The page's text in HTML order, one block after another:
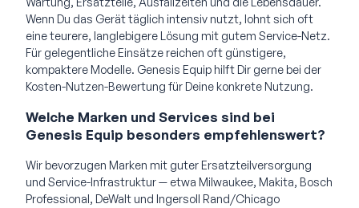
Wenn Du das Gerät täglich intensiv nutzt, lohnt sich oft
eine teurere, langlebigere Lösung mit gutem Service-Netz.
Für gelegentliche Einsätze reichen oft günstigere,
kompaktere Modelle. Genesis Equip hilft Dir gerne bei der
Kosten-Nutzen-Bewertung für Deine konkrete Nutzung.
Welche Marken und Services sind bei
Genesis Equip besonders empfehlenswert?
Wir bevorzugen Marken mit guter Ersatzteilversorgung
und Service-Infrastruktur — etwa Milwaukee, Makita, Bosch
Professional, DeWalt und Ingersoll Rand/Chicago